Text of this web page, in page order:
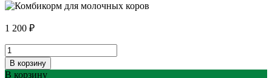
1 200 ₽
Количество
товара
Комбикорм
В корзину
В корзину